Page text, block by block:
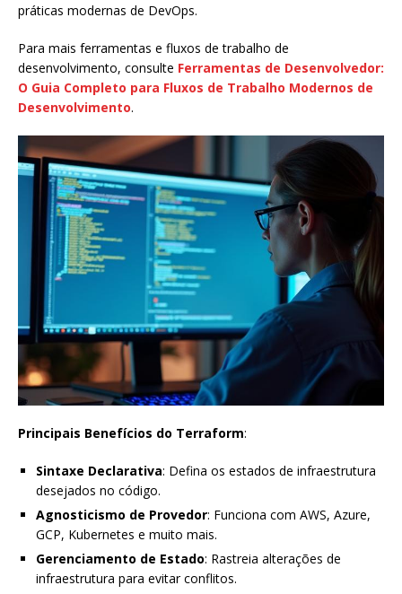
práticas modernas de DevOps.
Para mais ferramentas e fluxos de trabalho de
desenvolvimento, consulte Ferramentas de Desenvolvedor:
O Guia Completo para Fluxos de Trabalho Modernos de
Desenvolvimento.
Principais Benefícios do Terraform:
Sintaxe Declarativa: Defina os estados de infraestrutura
desejados no código.
Agnosticismo de Provedor: Funciona com AWS, Azure,
GCP, Kubernetes e muito mais.
Gerenciamento de Estado: Rastreia alterações de
infraestrutura para evitar conflitos.